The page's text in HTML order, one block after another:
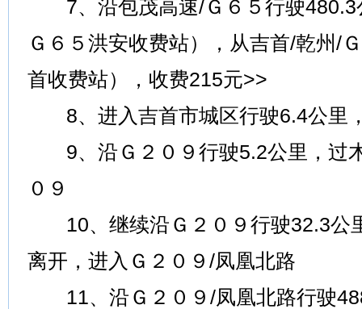
7、沿包茂高速/Ｇ６５行驶480.3
Ｇ６５洪安收费站），从吉首/乾州/
首收费站），收费215元>>
8、进入吉首市城区行驶6.4公里
9、沿Ｇ２０９行驶5.2公里，过
０９
10、继续沿Ｇ２０９行驶32.3公
离开，进入Ｇ２０９/凤凰北路
11、沿Ｇ２０９/凤凰北路行驶